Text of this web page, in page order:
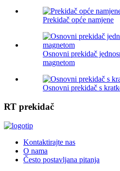
Prekidač opće namjene
Osnovni prekidač
magnetom
Osnovni prekidač s
RT prekidač
Kontaktirajte nas
O nama
Često postavljana pitanja